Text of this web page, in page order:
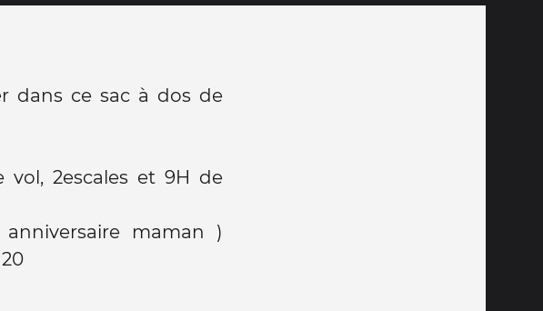
dans ce sac à dos de
vol, 2escales et 9H de
maman )